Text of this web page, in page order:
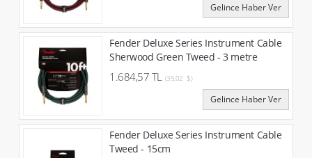
Gelince Haber Ver
Fender Deluxe Series Instrument Cable
Sherwood Green Tweed - 3 metre
1.684,57 TL (35,02 $)
Gelince Haber Ver
Fender Deluxe Series Instrument Cable
Tweed - 15cm